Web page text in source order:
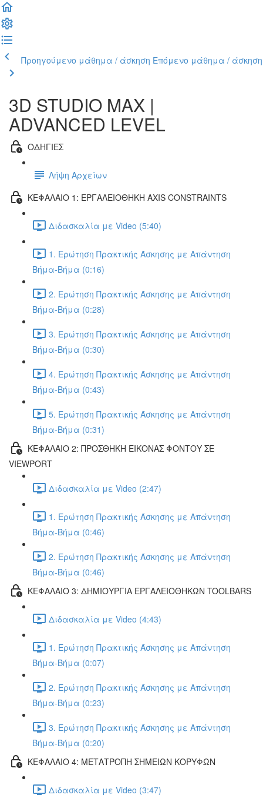
Προηγούμενο μάθημα / άσκηση Επόμενο μάθημα / άσκηση
3D STUDIO MAX |
ADVANCED LEVEL
ΟΔΗΓΙΕΣ
Λήψη Αρχείων
ΚΕΦΑΛΑΙΟ 1: ΕΡΓΑΛΕΙΟΘΗΚΗ AXIS CONSTRAINTS
Διδασκαλία με Video (5:40)
1. Ερώτηση Πρακτικής Άσκησης με Απάντηση
Βήμα-Βήμα (0:16)
2. Ερώτηση Πρακτικής Άσκησης με Απάντηση
Βήμα-Βήμα (0:28)
3. Ερώτηση Πρακτικής Άσκησης με Απάντηση
Βήμα-Βήμα (0:30)
4. Ερώτηση Πρακτικής Άσκησης με Απάντηση
Βήμα-Βήμα (0:43)
5. Ερώτηση Πρακτικής Άσκησης με Απάντηση
Βήμα-Βήμα (0:31)
ΚΕΦΑΛΑΙΟ 2: ΠΡΟΣΘΗΚΗ ΕΙΚΟΝΑΣ ΦΟΝΤΟΥ ΣΕ
VIEWPORT
Διδασκαλία με Video (2:47)
1. Ερώτηση Πρακτικής Άσκησης με Απάντηση
Βήμα-Βήμα (0:46)
2. Ερώτηση Πρακτικής Άσκησης με Απάντηση
Βήμα-Βήμα (0:46)
ΚΕΦΑΛΑΙΟ 3: ΔΗΜΙΟΥΡΓΙΑ ΕΡΓΑΛΕΙΟΘΗΚΩΝ TOOLBARS
Διδασκαλία με Video (4:43)
1. Ερώτηση Πρακτικής Άσκησης με Απάντηση
Βήμα-Βήμα (0:07)
2. Ερώτηση Πρακτικής Άσκησης με Απάντηση
Βήμα-Βήμα (0:23)
3. Ερώτηση Πρακτικής Άσκησης με Απάντηση
Βήμα-Βήμα (0:20)
ΚΕΦΑΛΑΙΟ 4: ΜΕΤΑΤΡΟΠΗ ΣΗΜΕΙΩΝ ΚΟΡΥΦΩΝ
Διδασκαλία με Video (3:47)